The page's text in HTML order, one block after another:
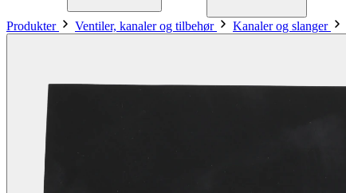
Produkter Ventiler, kanaler og tilbehør Kanaler og slanger